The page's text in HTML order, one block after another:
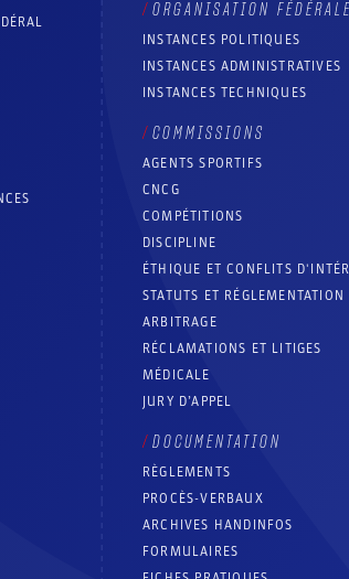
ORGANISATION FÉDÉRALE
INSTANCES POLITIQUES
INSTANCES ADMINISTRATIVES
INSTANCES TECHNIQUES
COMMISSIONS
AGENTS SPORTIFS
CNCG
COMPÉTITIONS
DISCIPLINE
ÉTHIQUE ET CONFLITS
STATUTS ET RÉGLEMENTATION
ARBITRAGE
RÉCLAMATIONS ET LITIGES
MÉDICALE
JURY D’APPEL
DOCUMENTATION
RÈGLEMENTS
PROCÈS-VERBAUX
ARCHIVES HANDINFOS
FORMULAIRES